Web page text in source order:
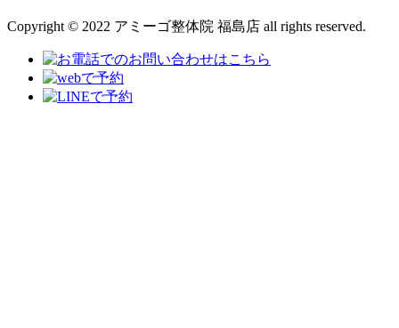
Copyright © 2022 アミーゴ整体院 福島店 all rights reserved.